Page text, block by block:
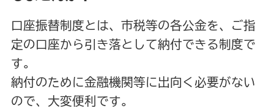
口座振替制度とは、市税等の各公金を、ご指
定の口座から引き落として納付できる制度で
す。
納付のために金融機関等に出向く必要がない
ので、大変便利です。